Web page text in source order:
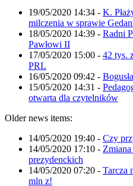
19/05/2020 14:34 - K.
milczenia w sprawie
18/05/2020 14:39 - Radni
Pawłowi II
17/05/2020 15:00 - 42 tys.
PRL
16/05/2020 09:42 -
15/05/2020 14:31 -
otwarta dla czytelników
Older news items:
14/05/2020 19:40 - Czy
14/05/2020 17:10 -
prezydenckich
14/05/2020 07:20 - Tarcza
mln z!